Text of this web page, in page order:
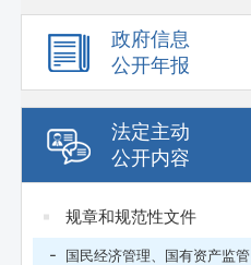
政府信息
公开年报
法定主动
公开内容
规章和规范性文件
国民经济管理、国有资产监管